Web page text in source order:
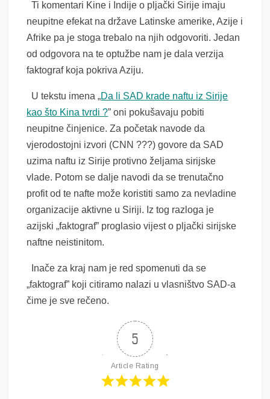
Ti komentari Kine i Indije o pljački Sirije imaju
neupitne efekat na države Latinske amerike, Azije i
Afrike pa je stoga trebalo na njih odgovoriti. Jedan
od odgovora na te optužbe nam je dala verzija
faktograf koja pokriva Aziju.
U tekstu imena „Da li SAD krade naftu iz Sirije
kao što Kina tvrdi ?” oni pokušavaju pobiti
neupitne činjenice. Za početak navode da
vjerodostojni izvori (CNN ???) govore da SAD
uzima naftu iz Sirije protivno željama sirijske
vlade. Potom se dalje navodi da se trenutačno
profit od te nafte može koristiti samo za nevladine
organizacije aktivne u Siriji. Iz tog razloga je
azijski „faktograf” proglasio vijest o pljački sirijske
naftne neistinitom.
Inače za kraj nam je red spomenuti da se
„faktograf” koji citiramo nalazi u vlasništvo SAD-a
čime je sve rečeno.
5
Article Rating